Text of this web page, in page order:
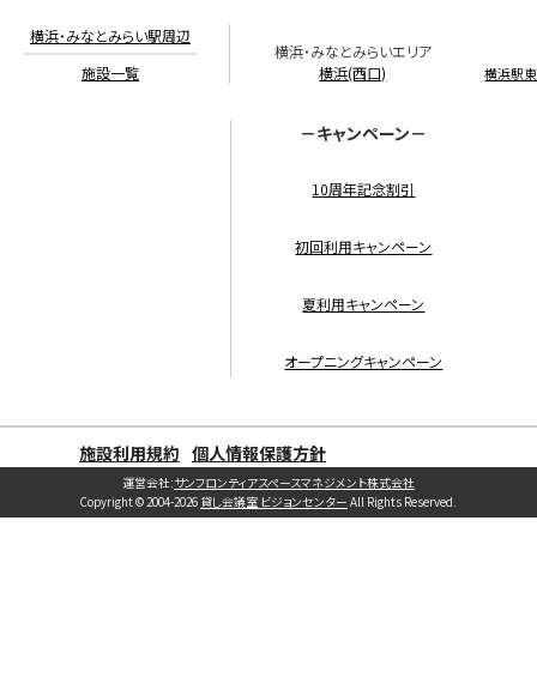
横浜・みなとみらい駅周辺
施設一覧
横浜・みなとみらいエリア
横浜(西口)
横浜駅
－キャンペーン－
10周年記念割引
初回利用キャンペーン
夏利用キャンペーン
オープニングキャンペーン
施設利用規約 個人情報保護方針
運営会社:サンフロンティアスペースマネジメント株式会社
Copyright © 2004-2026貸し会議室 ビジョンセンター All Rights Reserved.